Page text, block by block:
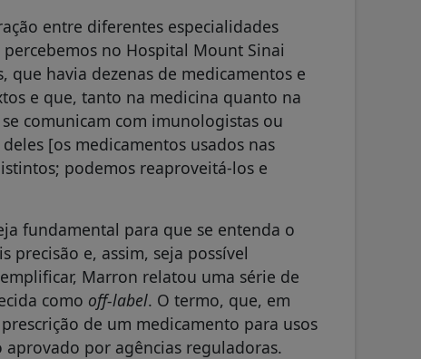
entre diferentes especialidades
no Hospital Mount Sinai
que havia dezenas de medicamentos e
e que, tanto na medicina quanto na
comunicam com imunologistas ou
[os medicamentos usados nas
podemos reaproveitá-los e
fundamental para que se entenda o
e, assim, seja possível
Marron relatou uma série de
como off-label. O termo, que, em
de um medicamento para usos
por agências reguladoras.